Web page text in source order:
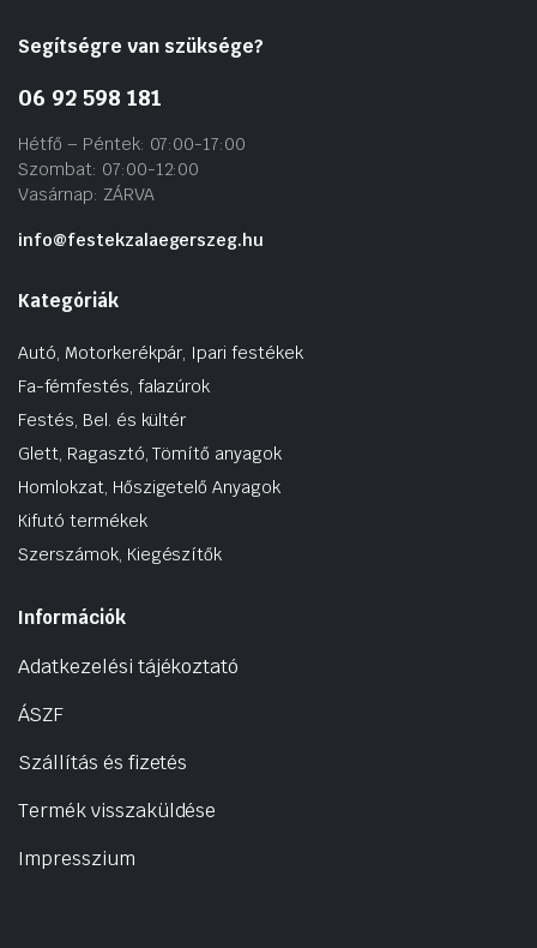
Segítségre van szüksége?
06 92 598 181
Hétfő – Péntek: 07:00-17:00
Szombat: 07:00-12:00
Vasárnap: ZÁRVA
info@festekzalaegerszeg.hu
Kategóriák
Autó, Motorkerékpár, Ipari festékek
Fa-fémfestés, falazúrok
Festés, Bel. és kültér
Glett, Ragasztó, Tömítő anyagok
Homlokzat, Hőszigetelő Anyagok
Kifutó termékek
Szerszámok, Kiegészítők
Információk
Adatkezelési tájékoztató
ÁSZF
Szállítás és fizetés
Termék visszaküldése
Impresszium